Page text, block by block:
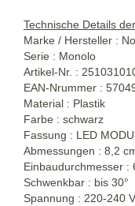
Technische Details
Marke / Hersteller :
Serie : Monolo
Artikel-Nr. :
EAN-Nrummer :
Material : Plastik
Farbe : schwarz
Fassung : LED
Abmessungen : 8,2
Einbaudurchmesser :
Schwenkbar : bis 30°
Spannung : 220-240